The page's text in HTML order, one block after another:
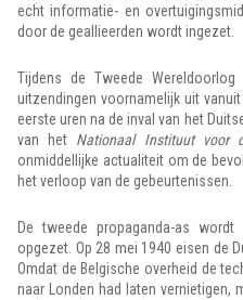
echt informatie- en
door de geallieerden wordt ingezet.
Tijdens de Tweede
uitzendingen voornamelijk uit
eerste uren na de inval van het
van het Nationaal Instituut voor
onmiddellijke actualiteit om de
het verloop van de gebeurtenissen.
De tweede propaganda-as
opgezet. Op 28 mei 1940 eisen de
Omdat de Belgische overheid de
naar Londen had laten vernietigen,